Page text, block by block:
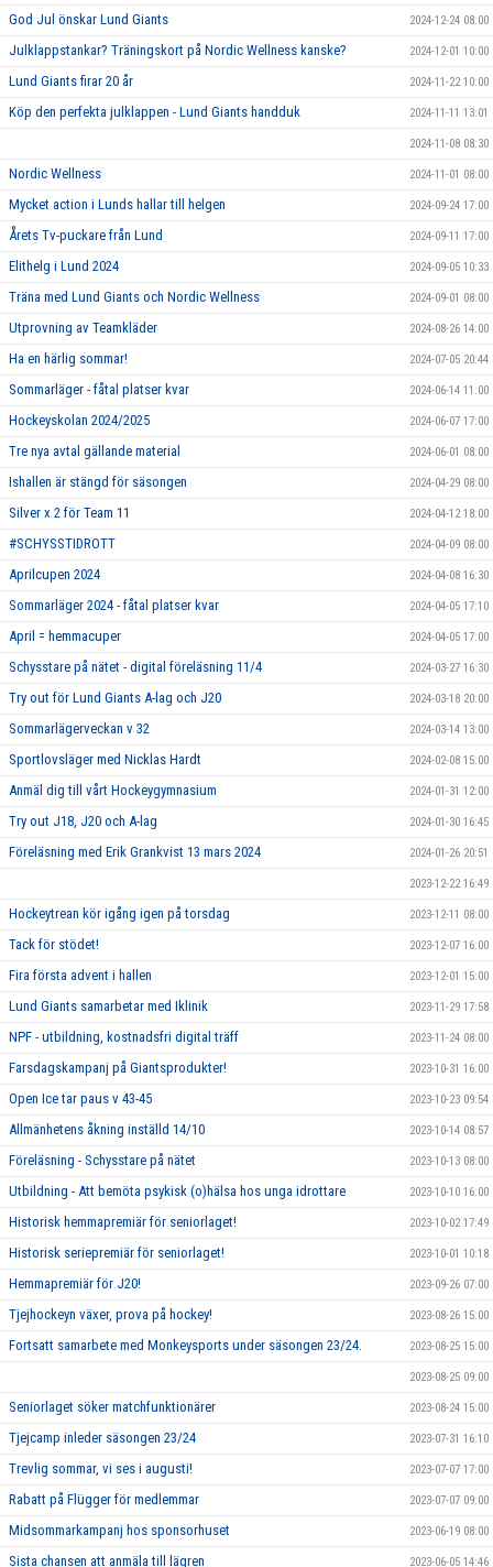
God Jul önskar Lund Giants 2024-12-24 08:00
Julklappstankar? Träningskort på Nordic Wellness kanske? 2024-12-01 10:00
Lund Giants firar 20 år 2024-11-22 10:00
Köp den perfekta julklappen - Lund Giants handduk 2024-11-11 13:01
2024-11-08 08:30
Nordic Wellness 2024-11-01 08:00
Mycket action i Lunds hallar till helgen 2024-09-24 17:00
Årets Tv-puckare från Lund 2024-09-11 17:00
Elithelg i Lund 2024 2024-09-05 10:33
Träna med Lund Giants och Nordic Wellness 2024-09-01 08:00
Utprovning av Teamkläder 2024-08-26 14:00
Ha en härlig sommar! 2024-07-05 20:44
Sommarläger - fåtal platser kvar 2024-06-14 11:00
Hockeyskolan 2024/2025 2024-06-07 17:00
Tre nya avtal gällande material 2024-06-01 08:00
Ishallen är stängd för säsongen 2024-04-29 08:00
Silver x 2 för Team 11 2024-04-12 18:00
#SCHYSSTIDROTT 2024-04-09 08:00
Aprilcupen 2024 2024-04-08 16:30
Sommarläger 2024 - fåtal platser kvar 2024-04-05 17:10
April = hemmacuper 2024-04-05 17:00
Schysstare på nätet - digital föreläsning 11/4 2024-03-27 16:30
Try out för Lund Giants A-lag och J20 2024-03-18 20:00
Sommarlägerveckan v 32 2024-03-14 13:00
Sportlovsläger med Nicklas Hardt 2024-02-08 15:00
Anmäl dig till vårt Hockeygymnasium 2024-01-31 12:00
Try out J18, J20 och A-lag 2024-01-30 16:45
Föreläsning med Erik Grankvist 13 mars 2024 2024-01-26 20:51
2023-12-22 16:49
Hockeytrean kör igång igen på torsdag 2023-12-11 08:00
Tack för stödet! 2023-12-07 16:00
Fira första advent i hallen 2023-12-01 15:00
Lund Giants samarbetar med Iklinik 2023-11-29 17:58
NPF - utbildning, kostnadsfri digital träff 2023-11-24 08:00
Farsdagskampanj på Giantsprodukter! 2023-10-31 16:00
Open Ice tar paus v 43-45 2023-10-23 09:54
Allmänhetens åkning inställd 14/10 2023-10-14 08:57
Föreläsning - Schysstare på nätet 2023-10-13 08:00
Utbildning - Att bemöta psykisk (o)hälsa hos unga idrottare 2023-10-10 16:00
Historisk hemmapremiär för seniorlaget! 2023-10-02 17:49
Historisk seriepremiär för seniorlaget! 2023-10-01 10:18
Hemmapremiär för J20! 2023-09-26 07:00
Tjejhockeyn växer, prova på hockey! 2023-08-26 15:00
Fortsatt samarbete med Monkeysports under säsongen 23/24. 2023-08-25 15:00
2023-08-25 09:00
Seniorlaget söker matchfunktionärer 2023-08-24 15:00
Tjejcamp inleder säsongen 23/24 2023-07-31 16:10
Trevlig sommar, vi ses i augusti! 2023-07-07 17:00
Rabatt på Flügger för medlemmar 2023-07-07 09:00
Midsommarkampanj hos sponsorhuset 2023-06-19 08:00
Sista chansen att anmäla till lägren 2023-06-05 14:46